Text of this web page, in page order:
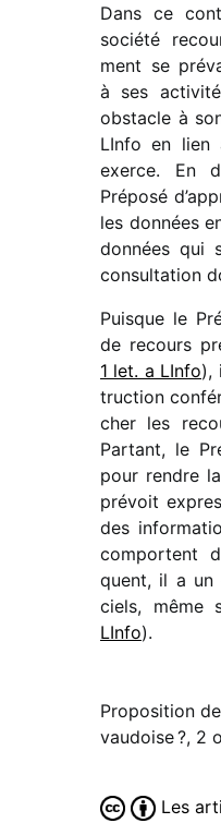
Dans ce
société
ment se
à ses
obstacle à
LInfo en lien
exerce. En
Préposé
les données
données qui
consul­ta­tion
Puisque le
de recours
1 let. a LInfo),
truc­tion
cher les
Partant, le
pour rendre
prévoit
des
comportent
quent, il a un
ciels, même
LInfo).
Proposition
vaudoise ?, 2
Les